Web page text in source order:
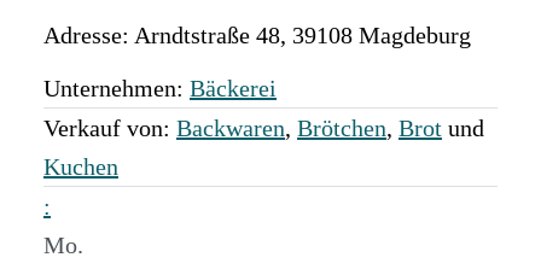
Adresse: Arndtstraße 48, 39108 Magdeburg
Unternehmen: Bäckerei
Verkauf von: Backwaren, Brötchen, Brot und
Kuchen
:
Mo.